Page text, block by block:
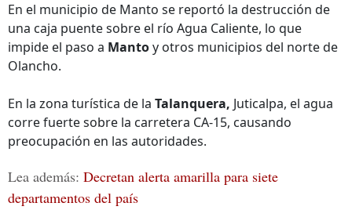
En el municipio de Manto se reportó la destrucción de
una caja puente sobre el río Agua Caliente, lo que
impide el paso a Mantoy otros municipios del norte de
Olancho.
En la zona turística de la Talanquera, Juticalpa, el agua
corre fuerte sobre la carretera CA-15, causando
preocupación en las autoridades.
Lea además: Decretan alerta amarilla para siete
departamentos del país